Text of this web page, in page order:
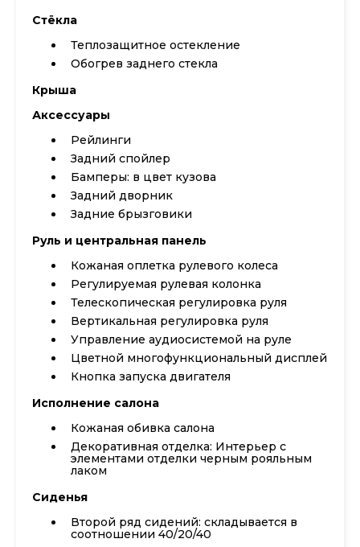
Стёкла
Теплозащитное остекление
Обогрев заднего стекла
Крыша
Аксессуары
Рейлинги
Задний спойлер
Бамперы: в цвет кузова
Задний дворник
Задние брызговики
Руль и центральная панель
Кожаная оплетка рулевого колеса
Регулируемая рулевая колонка
Телескопическая регулировка руля
Вертикальная регулировка руля
Управление аудиосистемой на руле
Цветной многофункциональный дисплей
Кнопка запуска двигателя
Исполнение салона
Кожаная обивка салона
Декоративная отделка: Интерьер с
элементами отделки черным рояльным
лаком
Сиденья
Второй ряд сидений: складывается в
соотношении 40/20/40